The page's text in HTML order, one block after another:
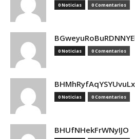
0 Noticias 0 Comentarios
0 Noticias 0 Comentarios
0 Noticias 0 Comentarios
BHUfNHekFrWNyIJO